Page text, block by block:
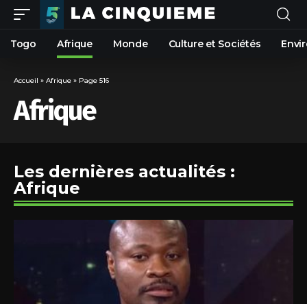
Togo Afrique Monde Culture et Sociétés
Accueil » Afrique » Page 516
Afrique
Les dernières actualités :
Afrique